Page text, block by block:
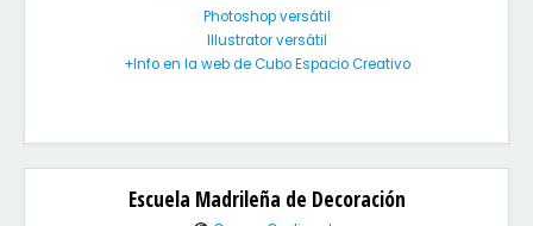
Photoshop versátil
Illustrator versátil
+Info en la web de Cubo Espacio Creativo
Escuela Madrileña de Decoración